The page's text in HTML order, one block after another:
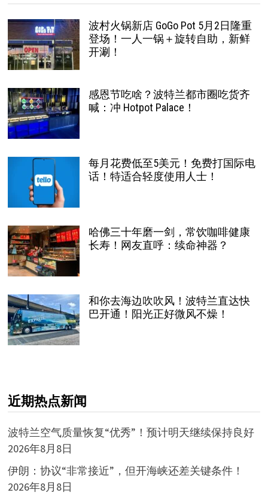
波村火锅新店 GoGo Pot 5月2日隆重
登场！一人一锅＋旋转自助，新鲜
开涮！
感恩节吃啥？波特兰都市圈吃货齐
喊：冲 Hotpot Palace！
每月花费低至5美元！免费打国际电
话！特适合轻度使用人士！
哈佛三十年磨一剑，常饮咖啡健康
长寿！网友直呼：续命神器？
和你去海边吹吹风！波特兰直达快
巴开通！阳光正好微风不燥！
近期热点新闻
波特兰空气质量恢复“优秀”！预计明天继续保持良好
2026年8月8日
伊朗：协议“非常接近”，但开海峡还差关键条件！
2026年8月8日